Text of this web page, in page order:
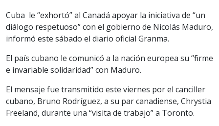
Cuba le “exhortó” al Canadá apoyar la iniciativa de “un
diálogo respetuoso” con el gobierno de Nicolás Maduro,
informó este sábado el diario oficial Granma.
El país cubano le comunicó a la nación europea su “firme
e invariable solidaridad” con Maduro.
El mensaje fue transmitido este viernes por el canciller
cubano, Bruno Rodríguez, a su par canadiense, Chrystia
Freeland, durante una “visita de trabajo” a Toronto.